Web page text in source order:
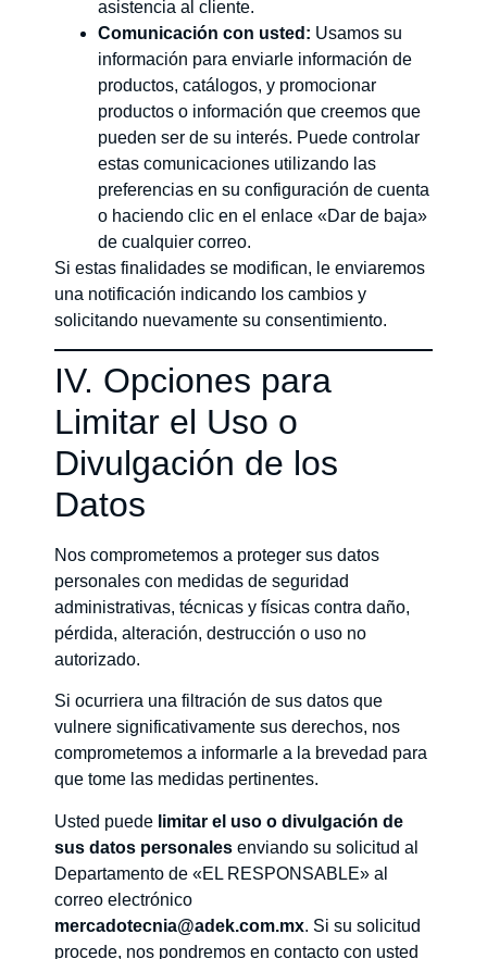
asistencia al cliente.
Comunicación con usted: Usamos su
información para enviarle información de
productos, catálogos, y promocionar
productos o información que creemos que
pueden ser de su interés. Puede controlar
estas comunicaciones utilizando las
preferencias en su configuración de cuenta
o haciendo clic en el enlace «Dar de baja»
de cualquier correo.
Si estas finalidades se modifican, le enviaremos
una notificación indicando los cambios y
solicitando nuevamente su consentimiento.
IV. Opciones para
Limitar el Uso o
Divulgación de los
Datos
Nos comprometemos a proteger sus datos
personales con medidas de seguridad
administrativas, técnicas y físicas contra daño,
pérdida, alteración, destrucción o uso no
autorizado.
Si ocurriera una filtración de sus datos que
vulnere significativamente sus derechos, nos
comprometemos a informarle a la brevedad para
que tome las medidas pertinentes.
Usted puede limitar el uso o divulgación de
sus datos personales enviando su solicitud al
Departamento de «EL RESPONSABLE» al
correo electrónico
mercadotecnia@adek.com.mx. Si su solicitud
procede, nos pondremos en contacto con usted